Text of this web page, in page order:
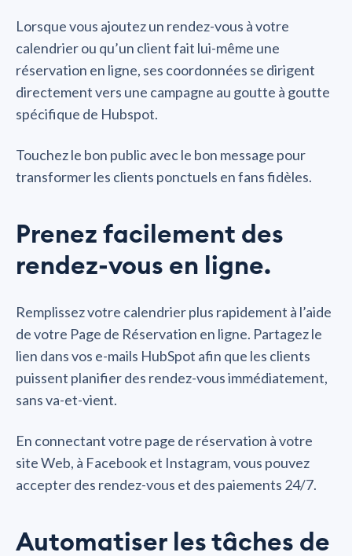
Lorsque vous ajoutez un rendez-vous à votre
calendrier ou qu’un client fait lui-même une
réservation en ligne, ses coordonnées se dirigent
directement vers une campagne au goutte à goutte
spécifique de Hubspot.
Touchez le bon public avec le bon message pour
transformer les clients ponctuels en fans fidèles.
Prenez facilement des
rendez-vous en ligne.
Remplissez votre calendrier plus rapidement à l’aide
de votre Page de Réservation en ligne. Partagez le
lien dans vos e-mails HubSpot afin que les clients
puissent planifier des rendez-vous immédiatement,
sans va-et-vient.
En connectant votre page de réservation à votre
site Web, à Facebook et Instagram, vous pouvez
accepter des rendez-vous et des paiements 24/7.
Automatiser les tâches de